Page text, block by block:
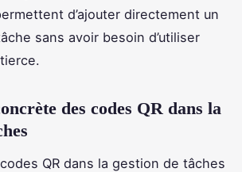
d’ajouter directement un
sans avoir besoin d’utiliser
des codes QR dans la
QR dans la gestion de tâches